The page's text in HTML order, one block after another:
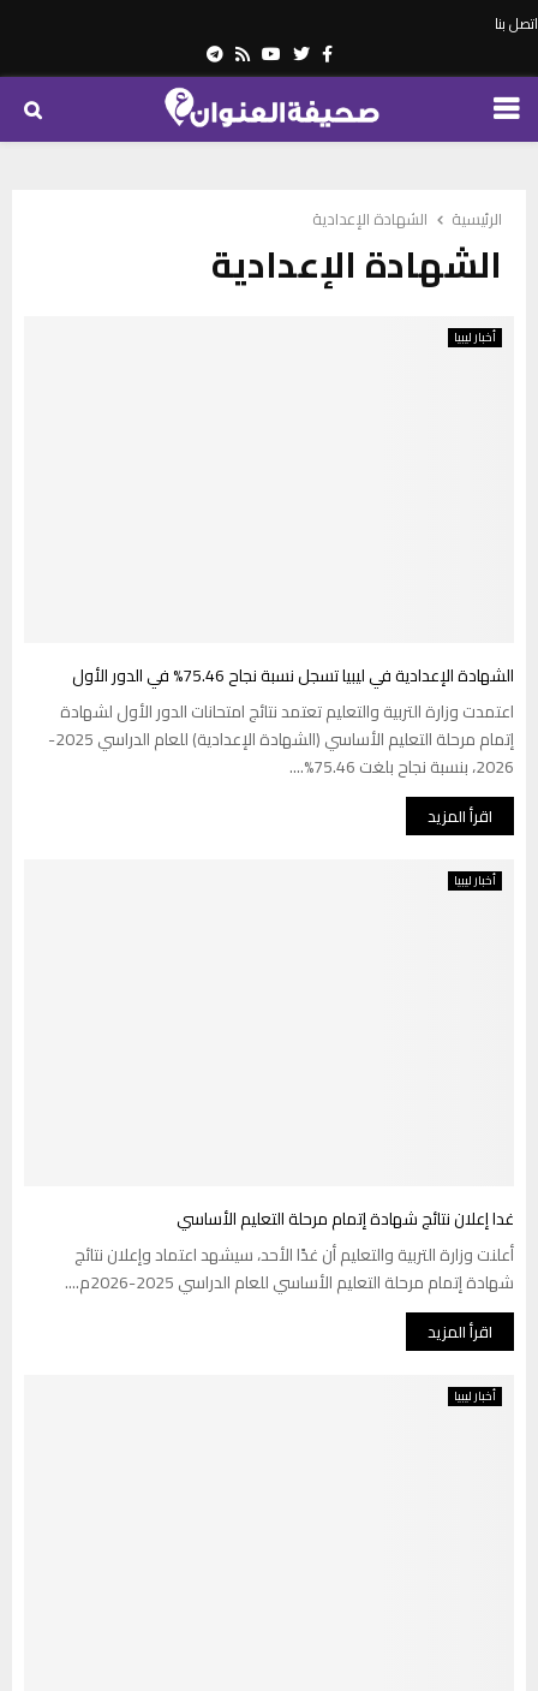
اتصل بنا
Facebook
Twitter
Youtube
Rss
Telegram
PRIMARY
الرئيسية الشهادة الإعدادية
الشهادة الإعدادية
أخبار ليبيا
الشهادة الإعدادية في ليبيا تسجل نسبة نجاح 75.46% في الدور الأول
اعتمدت وزارة التربية والتعليم تعتمد نتائج امتحانات الدور الأول لشهادة
إتمام مرحلة التعليم الأساسي (الشهادة الإعدادية) للعام الدراسي 2025-
2026، بنسبة نجاح بلغت 75.46%....
اقرأ المزيد
أخبار ليبيا
غدا إعلان نتائج شهادة إتمام مرحلة التعليم الأساسي
أعلنت وزارة التربية والتعليم أن غدًا الأحد، سيشهد اعتماد وإعلان نتائج
شهادة إتمام مرحلة التعليم الأساسي للعام الدراسي 2025-2026م....
اقرأ المزيد
أخبار ليبيا